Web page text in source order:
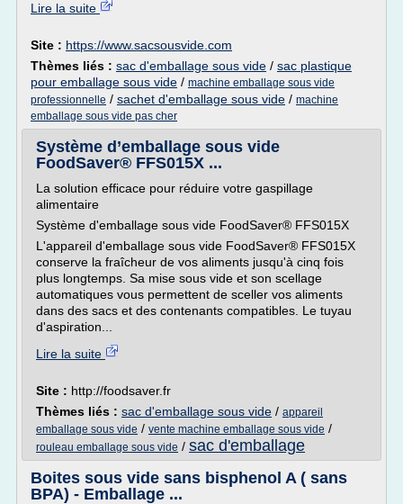
Lire la suite
Site : https://www.sacsousvide.com
Thèmes liés : sac d'emballage sous vide / sac plastique
pour emballage sous vide / machine emballage sous vide
professionnelle / sachet d'emballage sous vide / machine
emballage sous vide pas cher
Système d’emballage sous vide
FoodSaver® FFS015X ...
La solution efficace pour réduire votre gaspillage
alimentaire
Système d'emballage sous vide FoodSaver® FFS015X
L'appareil d'emballage sous vide FoodSaver® FFS015X
conserve la fraîcheur de vos aliments jusqu'à cinq fois
plus longtemps. Sa mise sous vide et son scellage
automatiques vous permettent de sceller vos aliments
dans des sacs et des contenants compatibles. Le tuyau
d'aspiration...
Lire la suite
Site : http://foodsaver.fr
Thèmes liés : sac d'emballage sous vide / appareil
emballage sous vide / vente machine emballage sous vide /
rouleau emballage sous vide / sac d'emballage
Boites sous vide sans bisphenol A ( sans
BPA) - Emballage ...